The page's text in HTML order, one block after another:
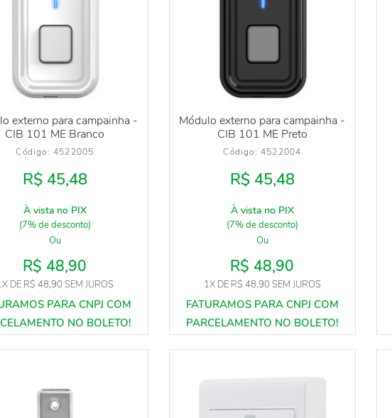
externo para campainha -
CIB 101 ME Branco
Código: 4522005
R$ 45,48
À vista no PIX
(7% de desconto)
Ou
R$ 48,90
DE R$ 48,90 SEM JUROS
Módulo externo para campainha -
CIB 101 ME Preto
Código: 4522004
R$ 45,48
À vista no PIX
(7% de desconto)
Ou
R$ 48,90
1XDE R$ 48,90 SEM JUROS